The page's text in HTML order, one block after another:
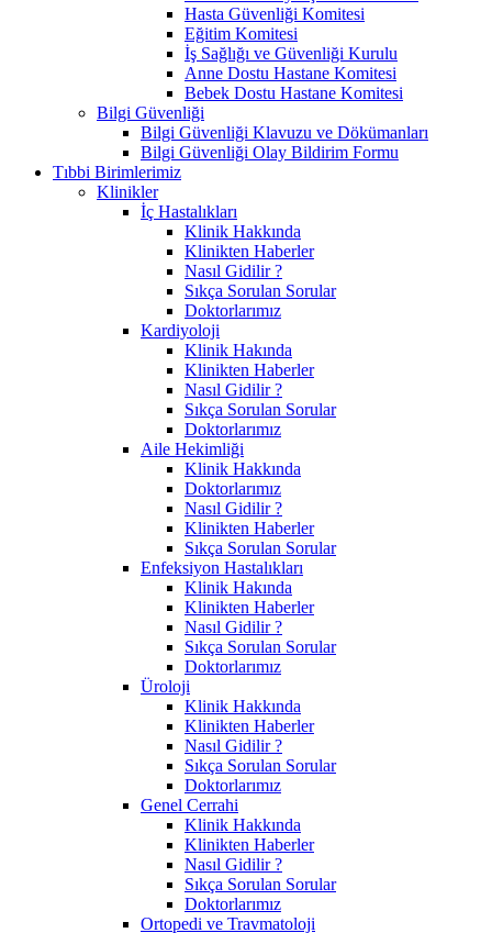
Hasta Güvenliği Komitesi
Eğitim Komitesi
İş Sağlığı ve Güvenliği Kurulu
Anne Dostu Hastane Komitesi
Bebek Dostu Hastane Komitesi
Bilgi Güvenliği
Bilgi Güvenliği Klavuzu ve Dökümanları
Bilgi Güvenliği Olay Bildirim Formu
Tıbbi Birimlerimiz
Klinikler
İç Hastalıkları
Klinik Hakkında
Klinikten Haberler
Nasıl Gidilir ?
Sıkça Sorulan Sorular
Doktorlarımız
Kardiyoloji
Klinik Hakında
Klinikten Haberler
Nasıl Gidilir ?
Sıkça Sorulan Sorular
Doktorlarımız
Aile Hekimliği
Klinik Hakkında
Doktorlarımız
Nasıl Gidilir ?
Klinikten Haberler
Sıkça Sorulan Sorular
Enfeksiyon Hastalıkları
Klinik Hakında
Klinikten Haberler
Nasıl Gidilir ?
Sıkça Sorulan Sorular
Doktorlarımız
Üroloji
Klinik Hakkında
Klinikten Haberler
Nasıl Gidilir ?
Sıkça Sorulan Sorular
Doktorlarımız
Genel Cerrahi
Klinik Hakkında
Klinikten Haberler
Nasıl Gidilir ?
Sıkça Sorulan Sorular
Doktorlarımız
Ortopedi ve Travmatoloji